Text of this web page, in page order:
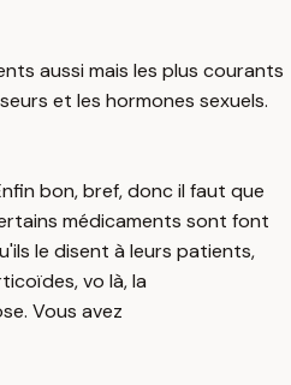
aussi mais les plus courants
et les hormones sexuels.
bon, bref, donc il faut que
médicaments sont font
le disent à leurs patients,
vo là, la
Vous avez